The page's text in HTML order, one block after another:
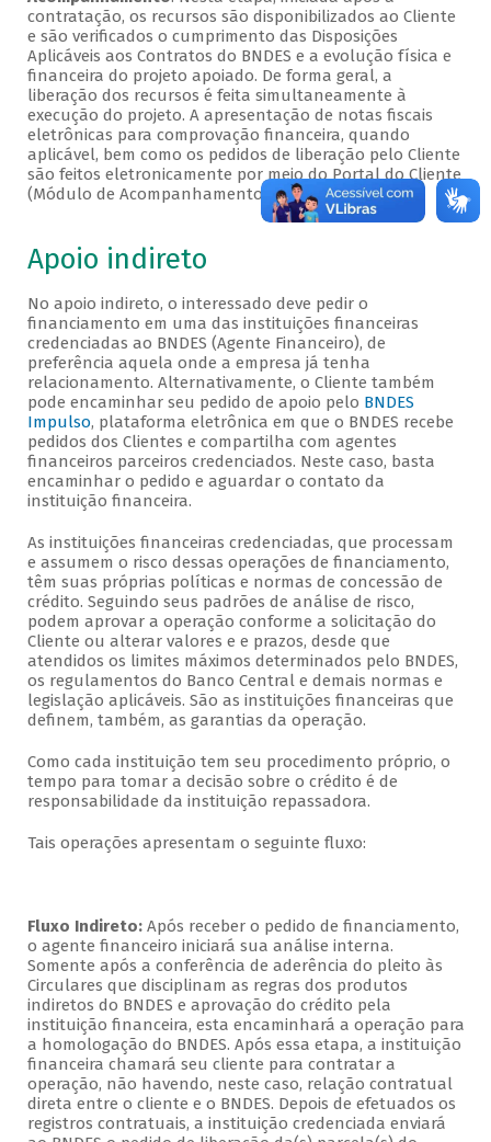
contratação, os recursos são disponibilizados ao Cliente
e são verificados o cumprimento das Disposições
Aplicáveis aos Contratos do BNDES e a evolução física e
financeira do projeto apoiado. De forma geral, a
liberação dos recursos é feita simultaneamente à
execução do projeto. A apresentação de notas fiscais
eletrônicas para comprovação financeira, quando
aplicável, bem como os pedidos de liberação pelo Cliente
são feitos eletronicamente por meio do Portal do Cliente
(Módulo de Acompanhamento).
Apoio indireto
No apoio indireto, o interessado deve pedir o
financiamento em uma das instituições financeiras
credenciadas ao BNDES (Agente Financeiro), de
preferência aquela onde a empresa já tenha
relacionamento. Alternativamente, o Cliente também
pode encaminhar seu pedido de apoio pelo BNDES
Impulso, plataforma eletrônica em que o BNDES recebe
pedidos dos Clientes e compartilha com agentes
financeiros parceiros credenciados. Neste caso, basta
encaminhar o pedido e aguardar o contato da
instituição financeira.
As instituições financeiras credenciadas, que processam
e assumem o risco dessas operações de financiamento,
têm suas próprias políticas e normas de concessão de
crédito. Seguindo seus padrões de análise de risco,
podem aprovar a operação conforme a solicitação do
Cliente ou alterar valores e e prazos, desde que
atendidos os limites máximos determinados pelo BNDES,
os regulamentos do Banco Central e demais normas e
legislação aplicáveis. São as instituições financeiras que
definem, também, as garantias da operação.
Como cada instituição tem seu procedimento próprio, o
tempo para tomar a decisão sobre o crédito é de
responsabilidade da instituição repassadora.
Tais operações apresentam o seguinte fluxo:
Fluxo Indireto: Após receber o pedido de financiamento,
o agente financeiro iniciará sua análise interna.
Somente após a conferência de aderência do pleito às
Circulares que disciplinam as regras dos produtos
indiretos do BNDES e aprovação do crédito pela
instituição financeira, esta encaminhará a operação para
a homologação do BNDES. Após essa etapa, a instituição
financeira chamará seu cliente para contratar a
operação, não havendo, neste caso, relação contratual
direta entre o cliente e o BNDES. Depois de efetuados os
registros contratuais, a instituição credenciada enviará